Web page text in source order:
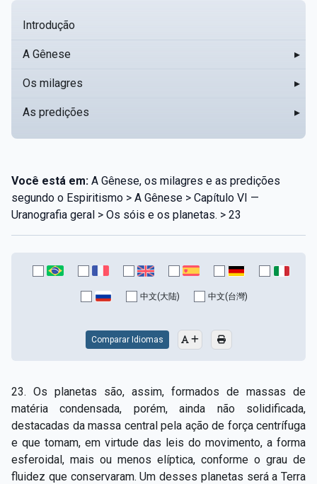
Introdução
A Gênese ▸
Os milagres ▸
As predições ▸
Você está em: A Gênese, os milagres e as predições
segundo o Espiritismo > A Gênese > Capítulo VI —
Uranografia geral > Os sóis e os planetas. > 23
中文(大陆) 中文(台灣)
Comparar Idiomas
23. Os planetas são, assim, formados de massas de
matéria condensada, porém, ainda não solidificada,
destacadas da massa central pela ação de força centrífuga
e que tomam, em virtude das leis do movimento, a forma
esferoidal, mais ou menos elíptica, conforme o grau de
fluidez que conservaram. Um desses planetas será a Terra